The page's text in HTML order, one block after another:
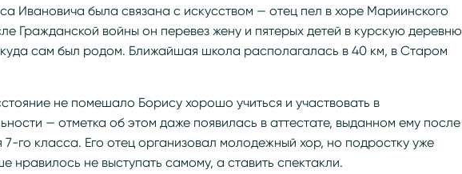
Ивановича была связана с искусством — отец пел в хоре Мариинского
Гражданской войны он перевез жену и пятерых детей в курскую деревню
сам был родом. Ближайшая школа располагалась в 40 км, в Старом
не помешало Борису хорошо учиться и участвовать в
— отметка об этом даже появилась в аттестате, выданном ему после
го класса. Его отец организовал молодежный хор, но подростку уже
нравилось не выступать самому, а ставить спектакли.